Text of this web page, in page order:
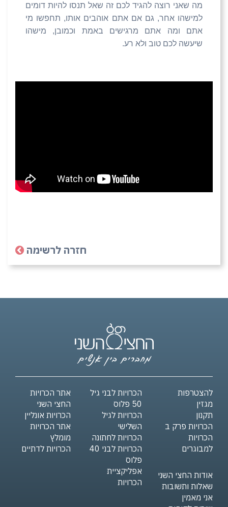
מה שאני רוצה להגיד לכם זה שאל תנסו להיות דומים
למישהו אחר, גם אם אתם אוהבים אותו, תחפשו מי
אתם ומה אתם מרגישים באמת וכמובן, מישהו
שיעשה לכם טוב ולא רע.
חזרה לרשימה
אתר הכרויות
החצי השני
הכרויות אונליין
אתר הכרויות
מומלץ
הכרויות לדתיים
הכרויות לבני גיל
50 פלוס
הכרויות לגיל
השלישי
הכרויות לחתונה
הכרויות לבני 40
פלוס
אפליקציית
הכרויות
להצטרפות
מגזין
תקנון
הכרויות פרק ב
הכרויות
למבוגרים
אודות החצי השני
שאלות ותשובות
אני מאמין